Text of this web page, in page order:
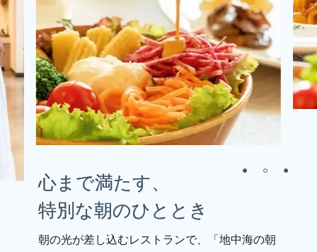
心まで満たす、
特別な朝のひととき
朝の光が差し込むレストランで、「地中海の朝